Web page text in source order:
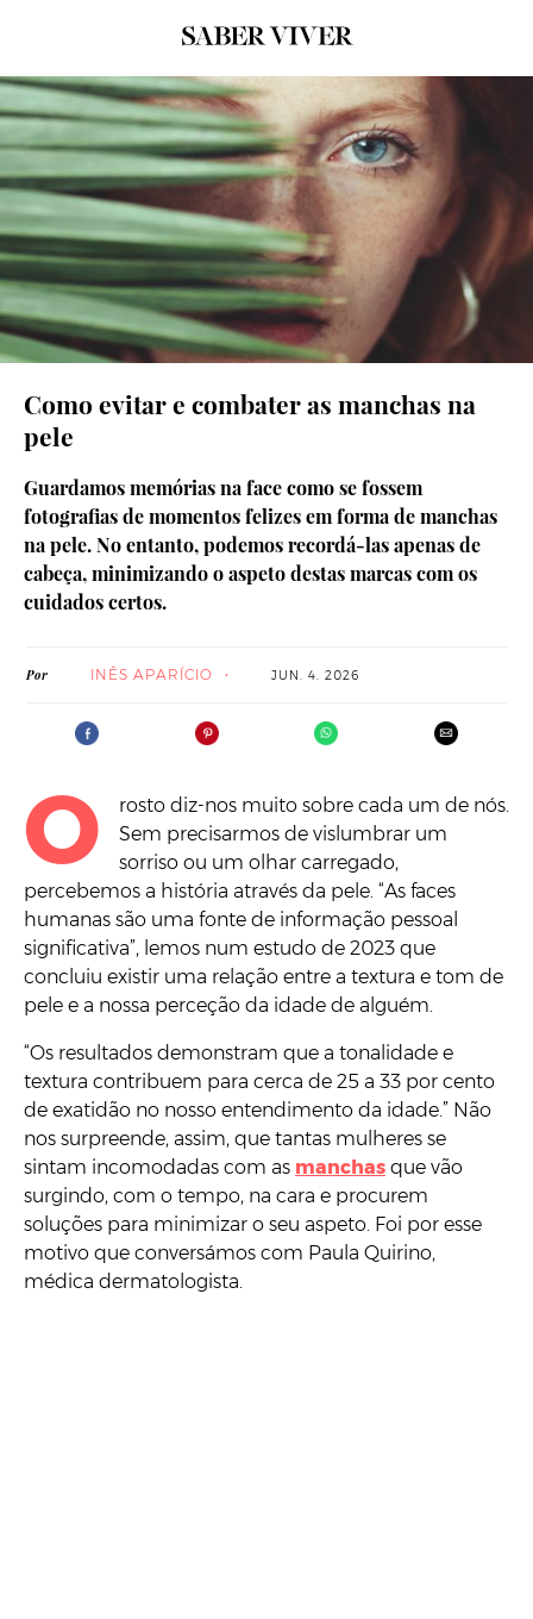
© Getty Images
Como evitar e combater as manchas na
pele
Guardamos memórias na face como se fossem
fotografias de momentos felizes em forma de manchas
na pele. No entanto, podemos recordá-las apenas de
cabeça, minimizando o aspeto destas marcas com os
cuidados certos.
Por INÊS APARÍCIO JUN. 4. 2026
O
rosto diz-nos muito sobre cada um de nós.
Sem precisarmos de vislumbrar um
sorriso ou um olhar carregado,
percebemos a história através da pele. “As faces
humanas são uma fonte de informação pessoal
significativa”, lemos num estudo de 2023 que
concluiu existir uma relação entre a textura e tom de
pele e a nossa perceção da idade de alguém.
“Os resultados demonstram que a tonalidade e
textura contribuem para cerca de 25 a 33 por cento
de exatidão no nosso entendimento da idade.” Não
nos surpreende, assim, que tantas mulheres se
sintam incomodadas com as manchas que vão
surgindo, com o tempo, na cara e procurem
soluções para minimizar o seu aspeto. Foi por esse
motivo que conversámos com Paula Quirino,
médica dermatologista.